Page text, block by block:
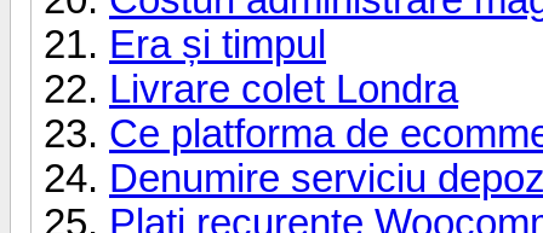
Era și timpul
Livrare colet Londra
Ce platforma de
Denumire serviciu
Plati recurente